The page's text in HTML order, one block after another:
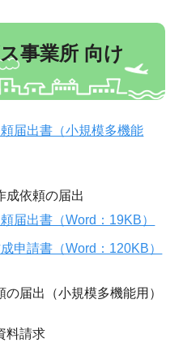
事業所 向け
届出書（小規模多機能
依頼の届出
届出書（Word：19KB）
申請書（Word：120KB）
届出（小規模多機能用）
料請求